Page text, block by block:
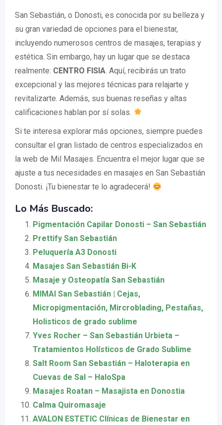
San Sebastián, o Donosti, es conocida por su belleza y
su gran variedad de opciones para el bienestar,
incluyendo numerosos centros de masajes, terapias y
estética. Sin embargo, hay un lugar que se destaca
realmente: CENTRO FISIA. Aquí, recibirás un trato
excepcional y las mejores técnicas para relajarte y
revitalizarte. Además, sus buenas reseñas y altas
calificaciones hablan por sí solas.
Si te interesa explorar más opciones, siempre puedes
consultar el gran listado de centros especializados en
la web de Mil Masajes. Encuentra el mejor lugar que se
ajuste a tus necesidades en masajes en San Sebastián
Donosti. ¡Tu bienestar te lo agradecerá!
Lo Más Buscado:
Pigmentación Capilar Donosti – San Sebastián
Prettify San Sebastián
Peluquería A3 Donosti
Masajes San Sebastián Bi-K
Masaje y Osteopatía San Sebastián
MIMAI San Sebastián | Cejas,
Micropigmentación, Mircroblading, Pestañas,
Holisticos de grado sublime
Yves Rocher – San Sebastián Urbieta –
Tratamientos Holísticos de Grado Sublime
Salt Room San Sebastián – Haloterapia en
Cuevas de Sal – HaloSpa
Masajes Roatan – Masajista en Donostia
Calma Quiromasaje
AVALON ESTETIC Clínicas de Bienestar en